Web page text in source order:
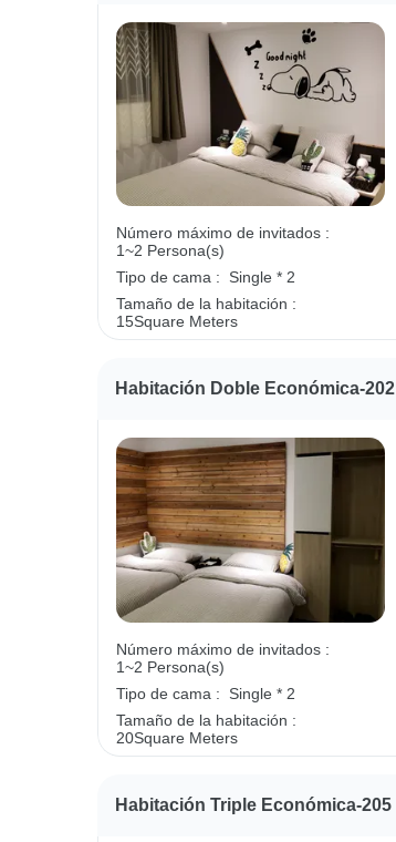
Número máximo de invitados :
1~2 Persona(s)
Tipo de cama :
Single * 2
Tamaño de la habitación :
15Square Meters
Habitación Doble Económica-202
Número máximo de invitados :
1~2 Persona(s)
Tipo de cama :
Single * 2
Tamaño de la habitación :
20Square Meters
Habitación Triple Económica-205